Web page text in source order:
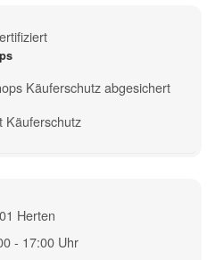
Herten
- 17:00 Uhr
Käuferschutz abgesichert
Käuferschutz